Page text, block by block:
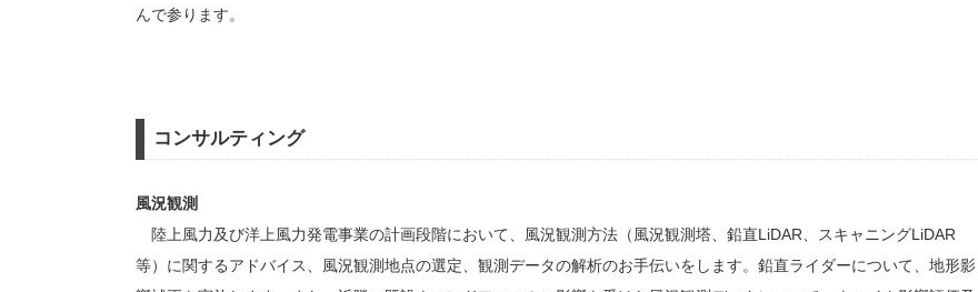
んで参ります。
コンサルティング
風況観測
陸上風力及び洋上風力発電事業の計画段階において、風況観測方法（風況観測塔、鉛直LiDAR、スキャニングLiDAR
等）に関するアドバイス、風況観測地点の選定、観測データの解析のお手伝いをします。鉛直ライダーについて、地形影